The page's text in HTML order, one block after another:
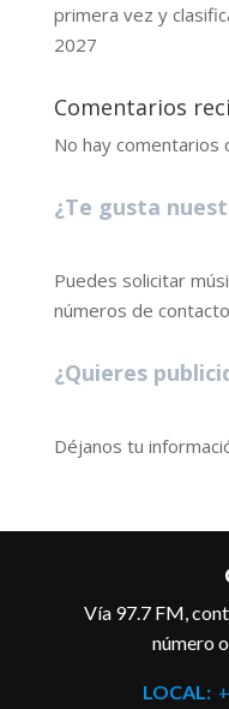
primera vez y
2027
Comentarios
No hay comentarios
¿Te gusta
Puedes solicitar
números de
¿Quieres
Déjanos tu
Vía 97.7 FM,
número
LOCAL: